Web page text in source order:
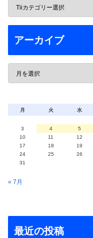
アーカイブ
月 火 水
3
4 5
10
11 12
17
18 19
24
25 26
31
« 7月
最近の投稿